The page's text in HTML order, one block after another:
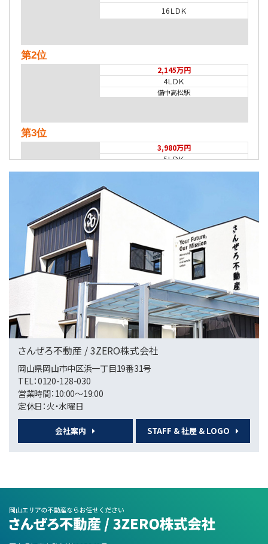
16ＬＤＫ
第2位
2,145万円
4ＬＤＫ
備中高松駅
第3位
3,980万円
5ＬＤＫ
庭瀬駅
5,480万円
総社駅
15,000万円
宇野駅
第6位
第7位
第8位
さんぜろ不動産 / 3ZERO株式会社
岡山県岡山市中区浜一丁目19番31号
TEL：0120-128-030
営業時間：10:00～19:00
定休日：火・水曜日
会社案内 STAFF & 社屋 & LOGO